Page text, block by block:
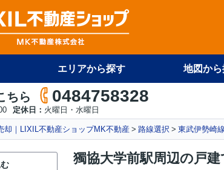
エリアから探す 地図か
ちら 0484758328
定休日： 火曜日・水曜日
却｜LIXIL不動産ショップMK不動産 路線選択 東武伊勢崎
獨協大学前駅周辺の戸